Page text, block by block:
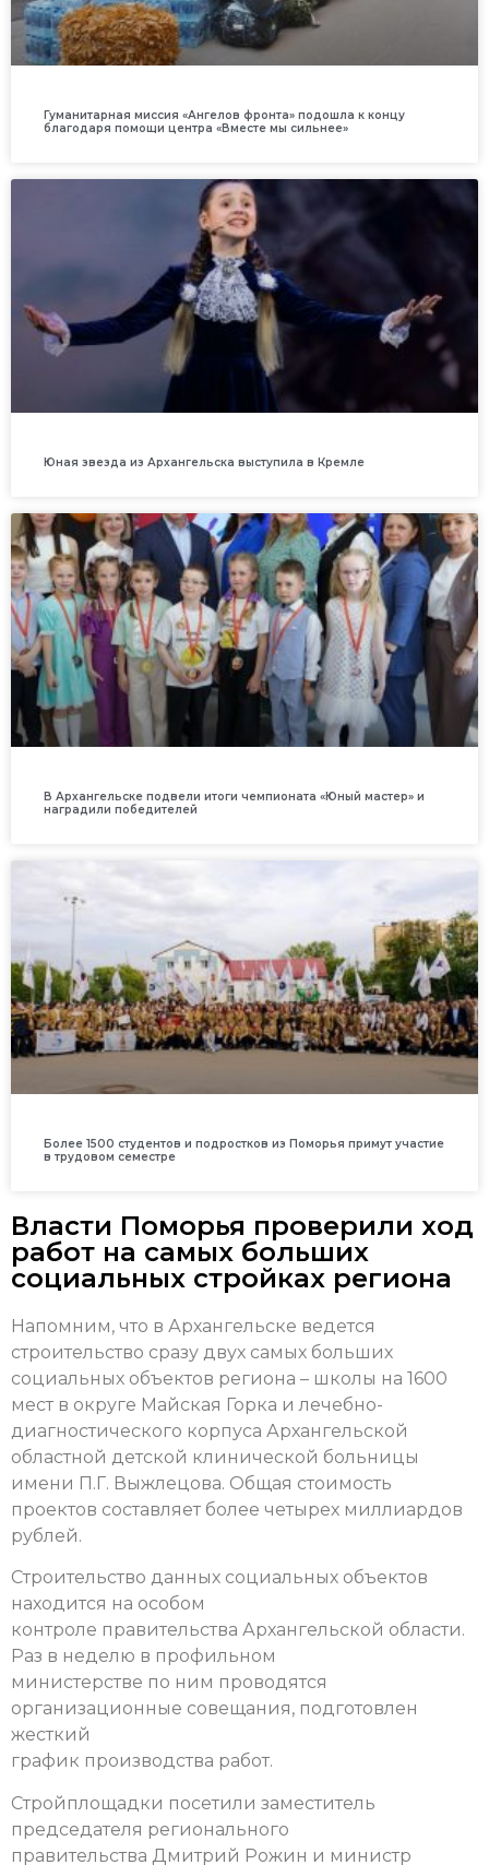
Гуманитарная миссия «Ангелов фронта» подошла к концу
благодаря помощи центра «Вместе мы сильнее»
Юная звезда из Архангельска выступила в Кремле
В Архангельске подвели итоги чемпионата «Юный мастер» и
наградили победителей
Более 1500 студентов и подростков из Поморья примут участие
в трудовом семестре
Власти Поморья проверили ход
работ на самых больших
социальных стройках региона
Напомним, что в Архангельске ведется
строительство сразу двух самых больших
социальных объектов региона – школы на 1600
мест в округе Майская Горка и лечебно-
диагностического корпуса Архангельской
областной детской клинической больницы
имени П.Г. Выжлецова. Общая стоимость
проектов составляет более четырех миллиардов
рублей.
Строительство данных социальных объектов
находится на особом
контроле правительства Архангельской области.
Раз в неделю в профильном
министерстве по ним проводятся
организационные совещания, подготовлен
жесткий
график производства работ.
Стройплощадки посетили заместитель
председателя регионального
правительства Дмитрий Рожин и министр